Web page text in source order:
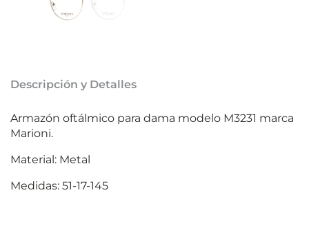
Descripción y Detalles
Armazón oftálmico para dama modelo M3231 marca
Marioni.
Material: Metal
Medidas: 51-17-145